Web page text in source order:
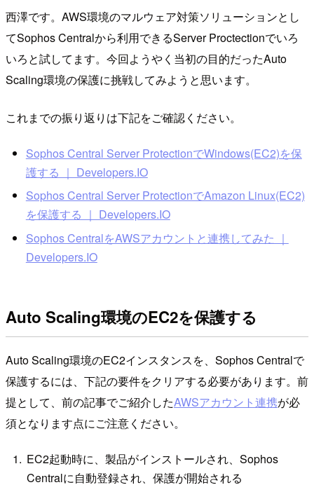
西澤です。AWS環境のマルウェア対策ソリューションとし
てSophos Centralから利用できるServer Proctectionでいろ
いろと試してます。今回ようやく当初の目的だったAuto
Scaling環境の保護に挑戦してみようと思います。
これまでの振り返りは下記をご確認ください。
Sophos Central Server ProtectionでWindows(EC2)を保
護する ｜ Developers.IO
Sophos Central Server ProtectionでAmazon Linux(EC2)
を保護する ｜ Developers.IO
Sophos CentralをAWSアカウントと連携してみた ｜
Developers.IO
Auto Scaling環境のEC2を保護する
Auto Scaling環境のEC2インスタンスを、Sophos Centralで
保護するには、下記の要件をクリアする必要があります。前
提として、前の記事でご紹介したAWSアカウント連携が必
須となります点にご注意ください。
EC2起動時に、製品がインストールされ、Sophos
Centralに自動登録され、保護が開始される